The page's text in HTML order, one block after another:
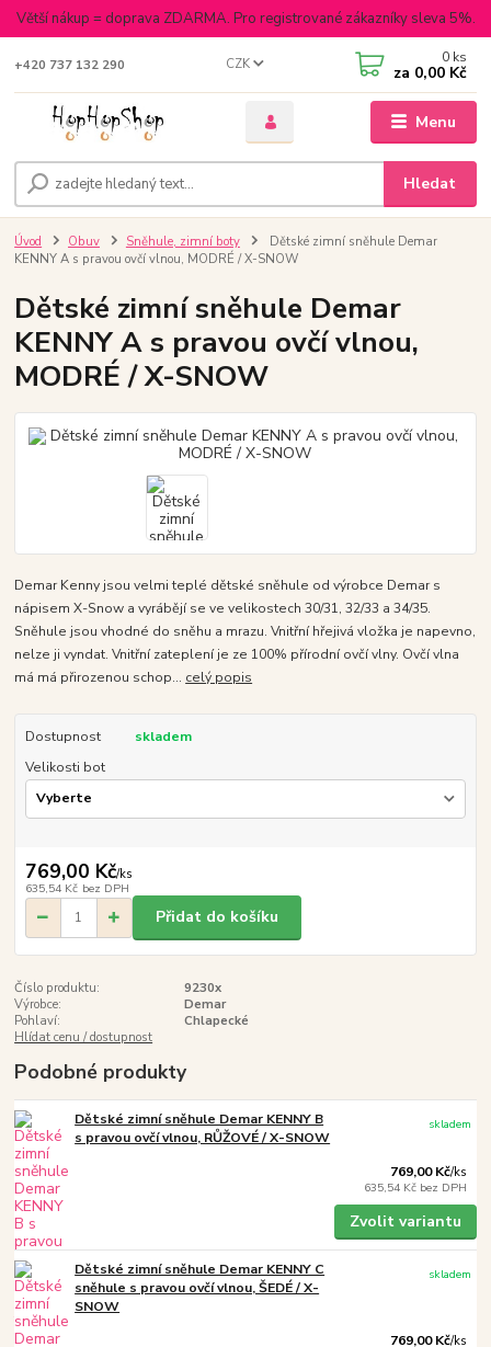
Větší nákup = doprava ZDARMA. Pro registrované zákazníky sleva 5%.
Menu
CZK
Hledat
+420 737 132 290 0 ks
za 0,00 Kč
Úvod Obuv Sněhule, zimní boty
Dětské zimní sněhule Demar
KENNY A s pravou ovčí vlnou, MODRÉ / X-SNOW
Dětské zimní sněhule Demar
KENNY A s pravou ovčí vlnou,
MODRÉ / X-SNOW
Demar Kenny jsou velmi teplé dětské sněhule od výrobce Demar s
nápisem X-Snow a vyrábějí se ve velikostech 30/31, 32/33 a 34/35.
Sněhule jsou vhodné do sněhu a mrazu. Vnitřní hřejivá vložka je napevno,
nelze ji vyndat. Vnitřní zateplení je ze 100% přírodní ovčí vlny. Ovčí vlna
má má přirozenou schop... celý popis
Dostupnost
skladem
Velikosti bot
769,00 Kč/ks
635,54 Kč bez DPH
Přidat do košíku
Číslo produktu:
9230x
Výrobce:
Demar
Pohlaví:
Chlapecké
Hlídat cenu / dostupnost
Podobné produkty
Dětské zimní sněhule Demar KENNY B
s pravou ovčí vlnou, RŮŽOVÉ / X-SNOW
769,00 Kč/ks
635,54 Kč bez DPH
skladem
Zvolit variantu
Dětské zimní sněhule Demar KENNY C
sněhule s pravou ovčí vlnou, ŠEDÉ / X-
SNOW
769,00 Kč/ks
skladem